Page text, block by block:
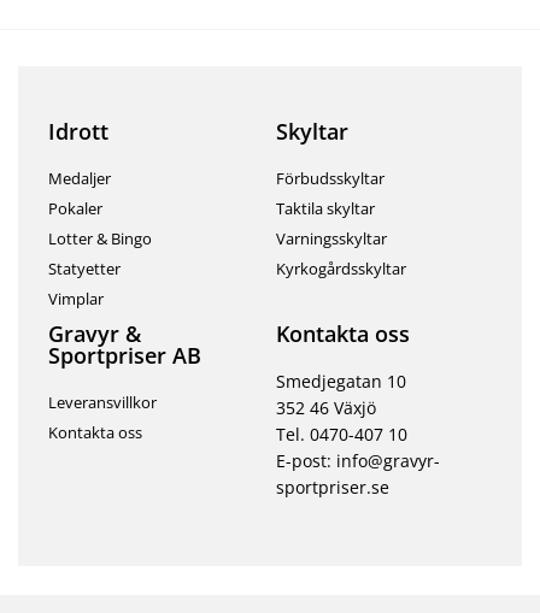
Idrott
Medaljer
Pokaler
Lotter & Bingo
Statyetter
Vimplar
Skyltar
Förbudsskyltar
Taktila skyltar
Varningsskyltar
Kyrkogårdsskyltar
Gravyr &
Sportpriser AB
Leveransvillkor
Kontakta oss
Kontakta oss
Smedjegatan 10
352 46 Växjö
Tel. 0470-407 10
E-post: info@gravyr-
sportpriser.se